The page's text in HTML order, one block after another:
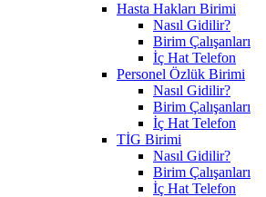
Hasta Hakları Birimi
Nasıl Gidilir?
Birim Çalışanları
İç Hat Telefon
Personel Özlük Birimi
Nasıl Gidilir?
Birim Çalışanları
İç Hat Telefon
TİG Birimi
Nasıl Gidilir?
Birim Çalışanları
İç Hat Telefon